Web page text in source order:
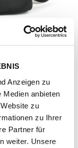
Anzeigen zu
Medien anbieten
zu
zu Ihrer
Partner für
weiter. Unsere
Menge